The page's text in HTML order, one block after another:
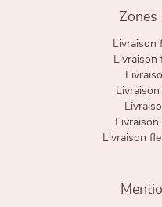
Zones
Livraison
Livraison
Livraison